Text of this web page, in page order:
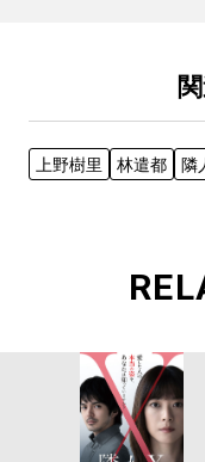
上野樹里 林遣都 隣